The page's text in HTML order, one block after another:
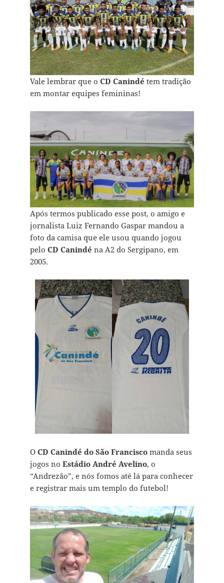
Vale lembrar que o CD Canindé tem tradição
em montar equipes femininas!
Após termos publicado esse post, o amigo e
jornalista Luiz Fernando Gaspar mandou a
foto da camisa que ele usou quando jogou
pelo CD Canindé na A2 do Sergipano, em
2005.
O CD Canindé do São Franciscomanda seus
jogos no Estádio André Avelino, o
“Andrezão”, e nós fomos até lá para conhecer
e registrar mais um templo do futebol!